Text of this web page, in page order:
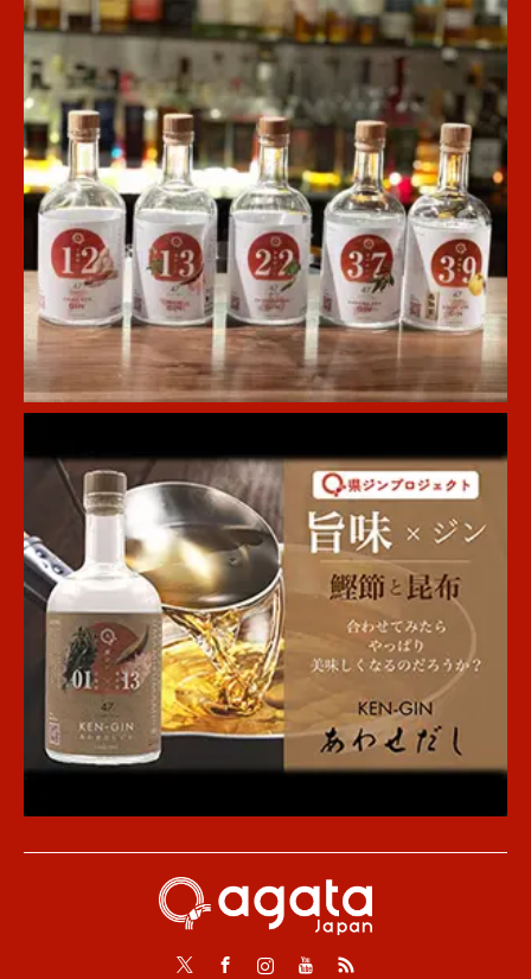
InstagramYoutube
RSS